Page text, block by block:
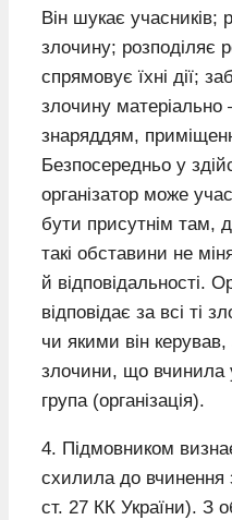
Він шукає учасників;
злочину; розподіляє
спрямовує їхні дії;
злочину
знаряддям,
Безпосередньо у
організатор може
бути присутнім там,
такі обставини не
й відповідальності.
відповідає за всі ті
чи якими він керував,
злочини, що вчинила
група (організація).
4. Підмовником
схилила до вчинення
ст. 27 КК України). З